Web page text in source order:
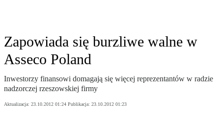
Zapowiada się burzliwe walne w
Asseco Poland
Inwestorzy finansowi domagają się więcej reprezentantów w radzie
nadzorczej rzeszowskiej firmy
Aktualizacja: 23.10.2012 01:24 Publikacja: 23.10.2012 01:23